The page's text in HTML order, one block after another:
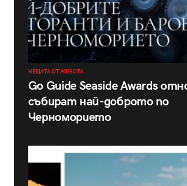
НЕЩАТА ОТ ЖИВОТА
Go Guide Seaside Awards
събират най-доброто по
Черноморието